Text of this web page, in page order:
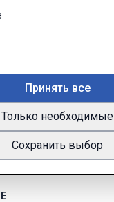
Войти
Принять все
Только необходимые
Сохранить выбор